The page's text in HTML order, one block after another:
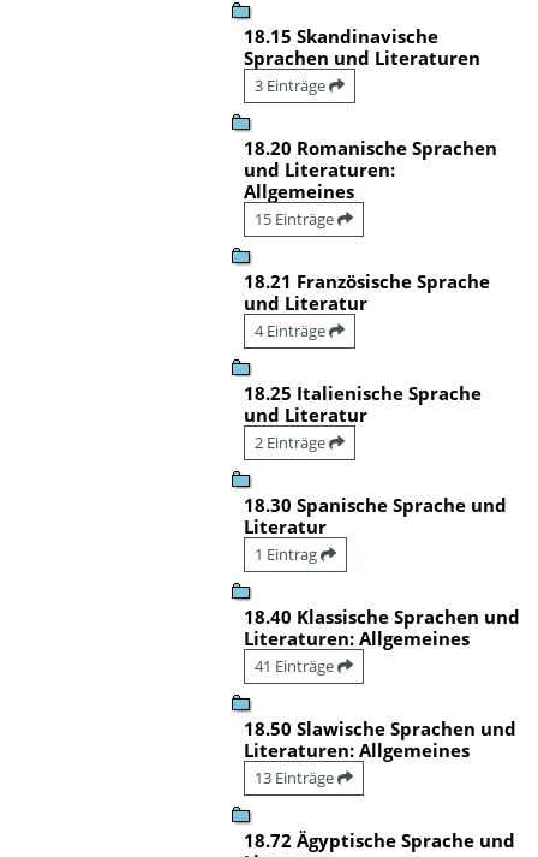
18.15 Skandinavische
Sprachen und Literaturen
3 Einträge
18.20 Romanische Sprachen
und Literaturen:
Allgemeines
15 Einträge
18.21 Französische Sprache
und Literatur
4 Einträge
18.25 Italienische Sprache
und Literatur
2 Einträge
18.30 Spanische Sprache und
Literatur
1 Eintrag
18.40 Klassische Sprachen und
Literaturen: Allgemeines
41 Einträge
18.50 Slawische Sprachen und
Literaturen: Allgemeines
13 Einträge
18.72 Ägyptische Sprache und